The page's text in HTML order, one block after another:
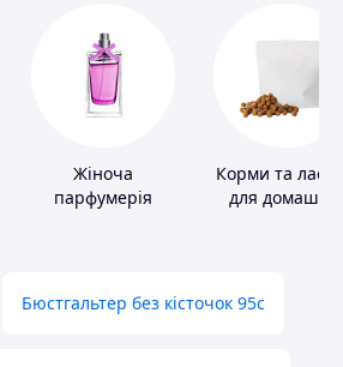
Жіноча
парфумерія
Корми та
для домашніх
Бюстгальтер без кісточок 95с